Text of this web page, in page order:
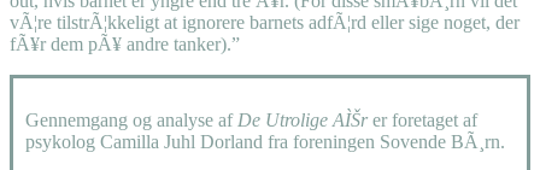
vÃ¦re tilstrÃ¦kkeligt at ignorere barnets adfÃ¦rd eller sige noget, der
fÃ¥r dem pÃ¥ andre tanker).”
Gennemgang og analyse af De Utrolige AÌŠr er foretaget af
psykolog Camilla Juhl Dorland fra foreningen Sovende BÃ¸rn.